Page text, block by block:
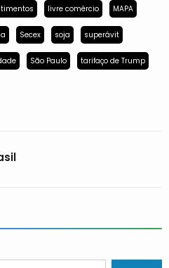
livre comércio MAPA
Secex soja superávit
São Paulo tarifaço de Trump